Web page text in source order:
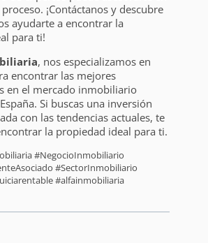
¡Contáctanos y descubre
ayudarte a encontrar la
para ti!
, nos especializamos en
encontrar las mejores
en el mercado inmobiliario
Si buscas una inversión
con las tendencias actuales, te
la propiedad ideal para ti.
#NegocioInmobiliario
#SectorInmobiliario
#alfainmobiliaria